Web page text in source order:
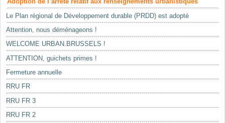
Le Plan régional de Développement durable (PRDD) est adopté
Attention, nous déménageons !
WELCOME URBAN.BRUSSELS !
ATTENTION, guichets primes !
Fermeture annuelle
RRU FR
RRU FR 3
RRU FR 2